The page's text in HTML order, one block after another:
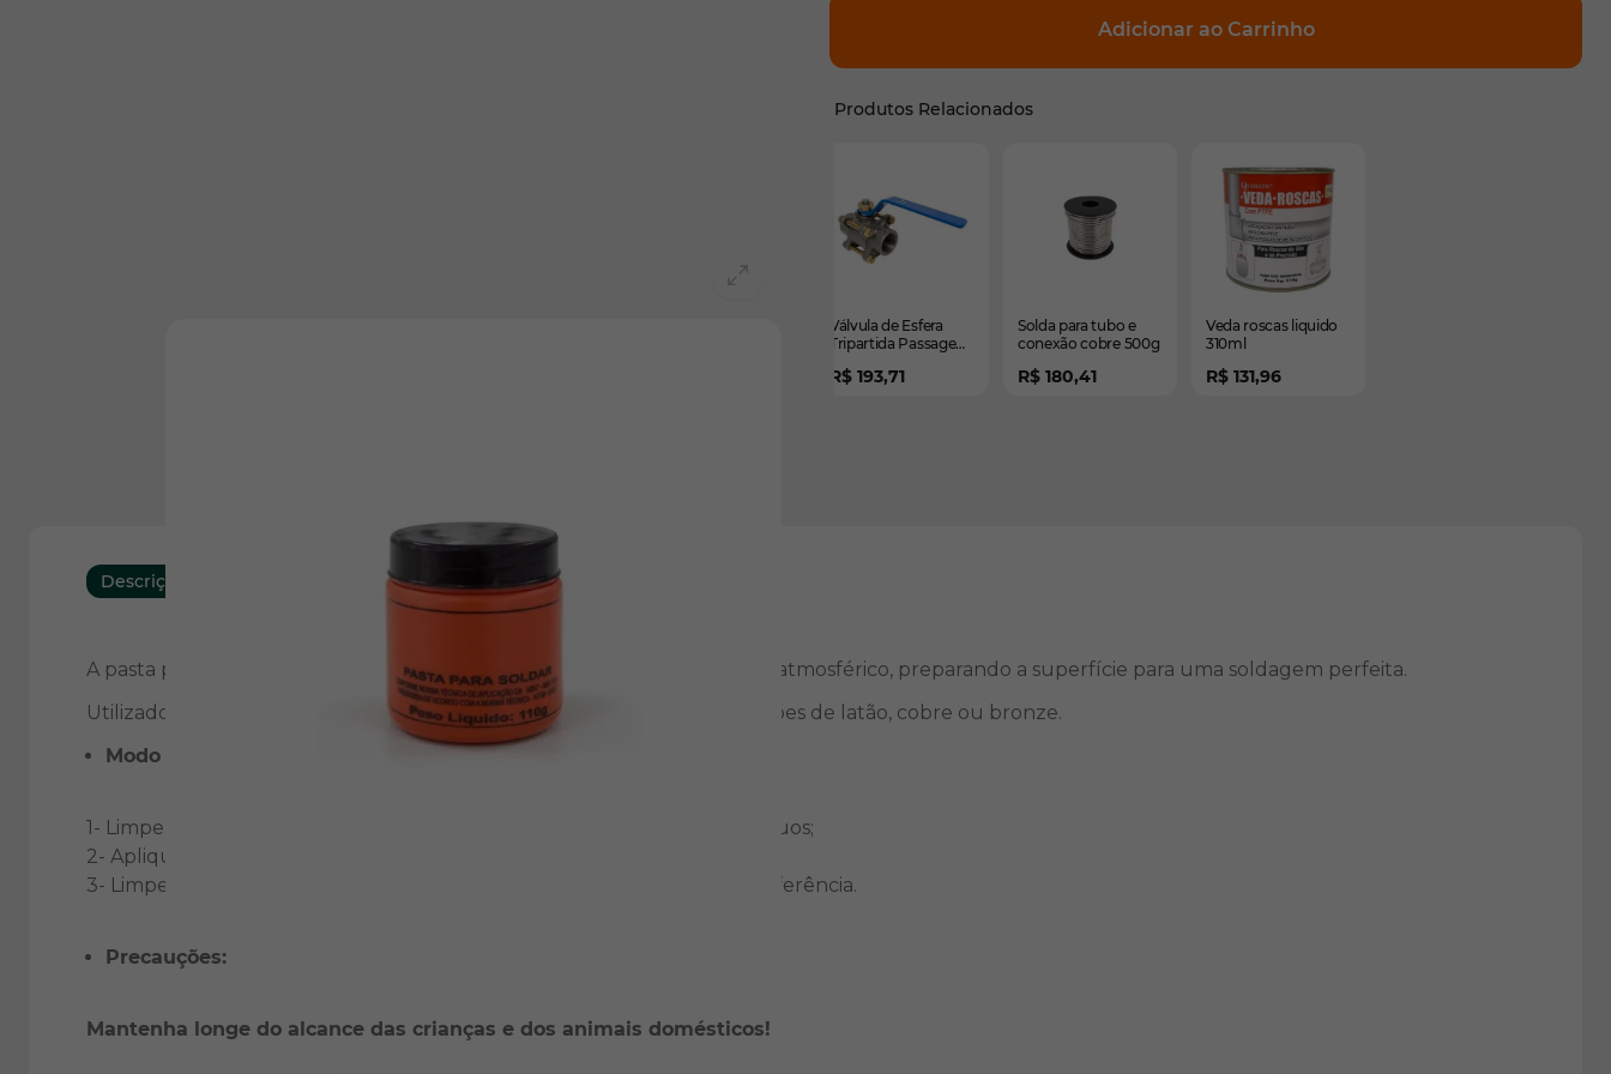
Adicionar ao Carrinho
Produtos Relacionados
Válvula de Esfera
Tripartida Passagem
R$ 193,71
Solda para tubo e
conexão cobre 500g
R$ 180,41
Veda roscas liquido
310ml
R$ 131,96
Descrição
A pasta para solda possui agentes que eliminam os óxidos contidos no ar atmosférico, preparando a superfície para uma soldagem perfeita.
Utilizado no processo de soldagem para unir tubos de cobre com conexões de latão, cobre ou bronze.
Modo de usar:
1- Limpe as superfícies a serem soldadas removendo totalmente os resíduos;
2- Aplique a pasta para soldar e aqueça até tornar-se líquida;
3- Limpe novamente o local e execute a soldagem o estanho de sua preferência.
Precauções:
Mantenha longe do alcance das crianças e dos animais domésticos!